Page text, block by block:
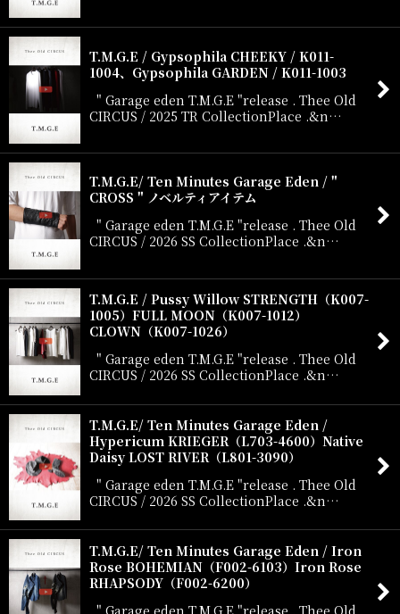
T.M.G.E / Gypsophila CHEEKY / K011-
1004、Gypsophila GARDEN / K011-1003
" Garage eden T.M.G.E "release . Thee Old
CIRCUS / 2025 TR CollectionPlace .&n…
T.M.G.E/ Ten Minutes Garage Eden / "
CROSS " ノベルティアイテム
" Garage eden T.M.G.E "release . Thee Old
CIRCUS / 2026 SS CollectionPlace .&n…
T.M.G.E / Pussy Willow STRENGTH（K007-
1005）FULL MOON（K007-1012）
CLOWN（K007-1026）
" Garage eden T.M.G.E "release . Thee Old
CIRCUS / 2026 SS CollectionPlace .&n…
T.M.G.E/ Ten Minutes Garage Eden /
Hypericum KRIEGER（L703-4600）Native
Daisy LOST RIVER（L801-3090）
" Garage eden T.M.G.E "release . Thee Old
CIRCUS / 2026 SS CollectionPlace .&n…
T.M.G.E/ Ten Minutes Garage Eden / Iron
Rose BOHEMIAN（F002-6103）Iron Rose
RHAPSODY（F002-6200）
" Garage eden T.M.G.E "release . Thee Old